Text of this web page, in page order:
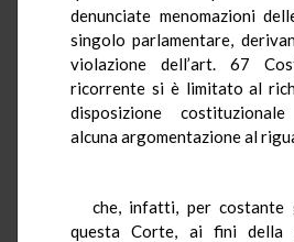
denunciate menomazioni
singolo parlamentare,
violazione dell’art. 67
ricorrente si è limitato al
disposizione
alcuna argomentazione al
che, infatti, per costante
questa Corte, ai fini della